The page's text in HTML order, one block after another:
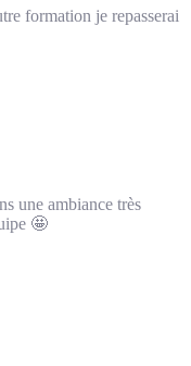
formation je repasserai
une ambiance très
🤩